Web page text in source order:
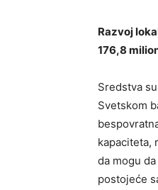
Razvoj
176,8
Sredstva
Svetskom
kapaciteta,
da mogu
postojeće